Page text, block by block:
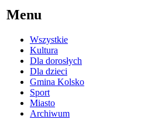
Menu
Wszystkie
Kultura
Dla dorosłych
Dla dzieci
Gmina Kolsko
Sport
Miasto
Archiwum